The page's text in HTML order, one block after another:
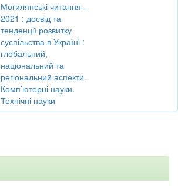
Могилянські читання–
2021 : досвід та
тенденції розвитку
суспільства в Україні :
глобальний,
національний та
регіональний аспекти.
Комп’ютерні науки.
Технічні науки